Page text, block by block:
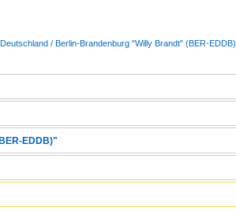
/ Berlin-Brandenburg "Willy Brandt" (BER-EDDB)
EDDB)"